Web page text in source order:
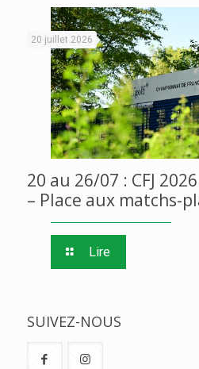
20 juillet 2026
20 au 26/07 : CFJ
– Place aux matchs-
Lire
SUIVEZ-NOUS